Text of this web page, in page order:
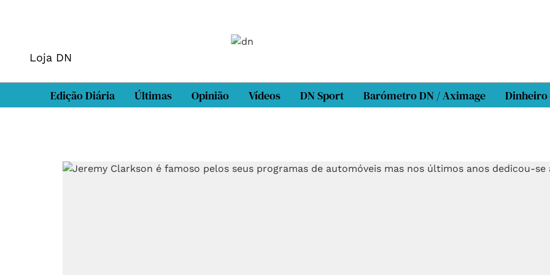
Loja DN
Edição Diária Últimas Opinião Vídeos DN Sport Barómetro DN / Aximage Dinheiro